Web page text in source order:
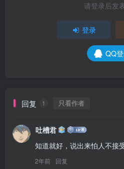
请登录后发
登录
QQ
回复 1 只看作者
吐槽君
知道就好，说出来怕人不接
2年前 回复